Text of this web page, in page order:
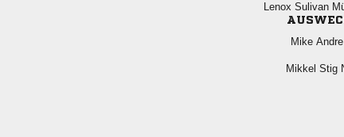
 

 